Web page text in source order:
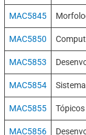
MAC5845
MAC5850
MAC5853
MAC5854
MAC5855
MAC5856